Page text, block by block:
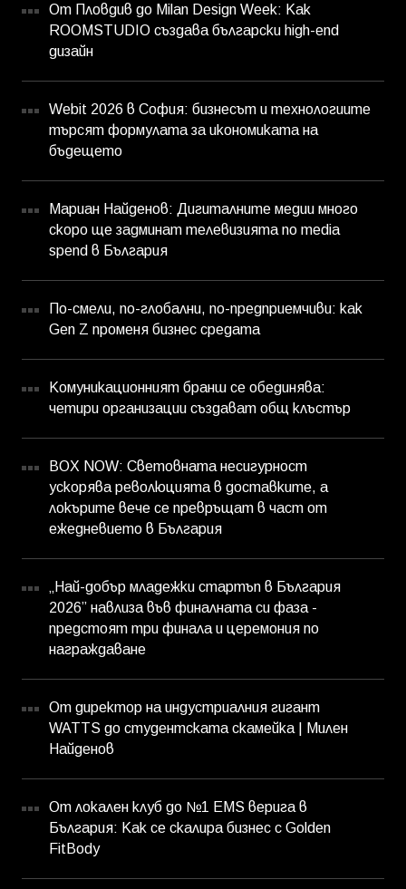
От Пловдив до Milan Design Week: Как
ROOMSTUDIO създава български high-end
дизайн
Webit 2026 в София: бизнесът и технологиите
търсят формулата за икономиката на
бъдещето
Мариан Найденов: Дигиталните медии много
скоро ще задминат телевизията по media
spend в България
По-смели, по-глобални, по-предприемчиви: как
Gen Z променя бизнес средата
Комуникационният бранш се обединява:
четири организации създават общ клъстър
BOX NOW: Световната несигурност
ускорява революцията в доставките, а
локърите вече се превръщат в част от
ежедневието в България
„Най-добър младежки стартъп в България
2026” навлиза във финалната си фаза -
предстоят три финала и церемония по
награждаване
От директор на индустриалния гигант
WATTS до студентската скамейка | Милен
Найденов
От локален клуб до №1 EMS верига в
България: Как се скалира бизнес с Golden
FitBody